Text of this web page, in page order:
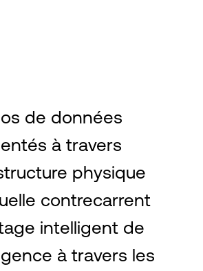
de données
à travers
physique
contrecarrent
intelligent de
à travers les